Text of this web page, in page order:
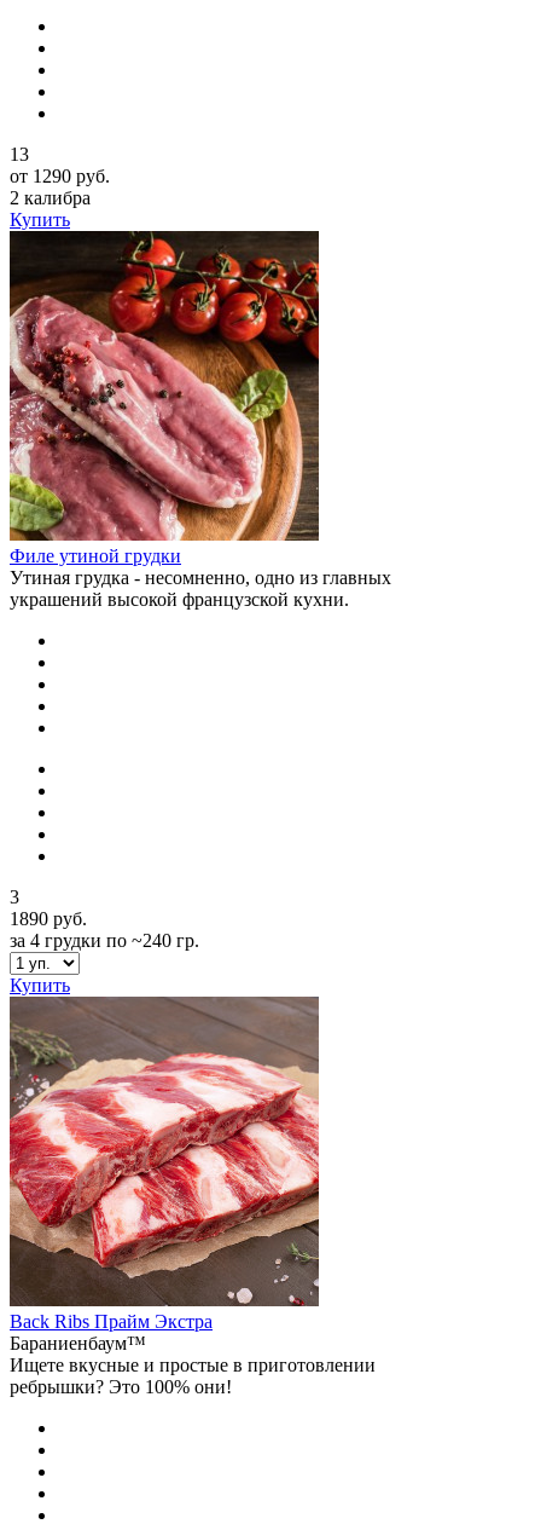
13
от 1290 руб.
2 калибра
Купить
Филе утиной грудки
Утиная грудка - несомненно, одно из главных
украшений высокой французской кухни.
3
1890 руб.
за 4 грудки по ~240 гр.
Купить
Back Ribs Прайм Экстра
Бараниенбаум™
Ищете вкусные и простые в приготовлении
ребрышки? Это 100% они!